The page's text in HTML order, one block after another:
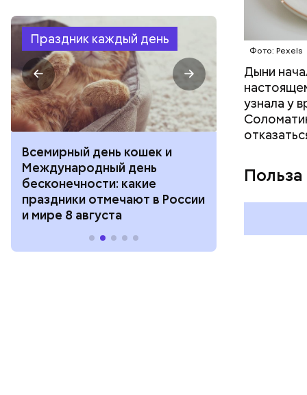
Праздник каждый день
Всемирный день кошек и
Международный день
бесконечности: какие
праздники отмечают в России
и мире 8 августа
холостяка:
отмечают в
Фото: Pexels
Дыни
узнала у